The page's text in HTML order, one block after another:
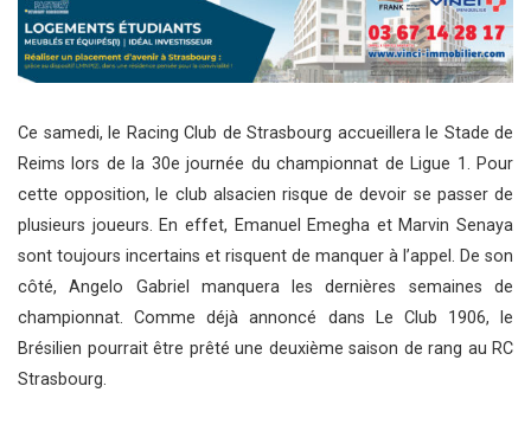
Ce samedi, le Racing Club de Strasbourg accueillera le Stade de
Reims lors de la 30e journée du championnat de Ligue 1. Pour
cette opposition, le club alsacien risque de devoir se passer de
plusieurs joueurs. En effet, Emanuel Emegha et Marvin Senaya
sont toujours incertains et risquent de manquer à l’appel. De son
côté, Angelo Gabriel manquera les dernières semaines de
championnat. Comme déjà annoncé dans Le Club 1906, le
Brésilien pourrait être prêté une deuxième saison de rang au RC
Strasbourg.